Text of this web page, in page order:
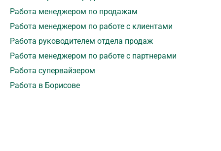
Работа менеджером по продажам
Работа менеджером по работе с клиентами
Работа руководителем отдела продаж
Работа менеджером по работе с партнерами
Работа супервайзером
Работа в Борисове